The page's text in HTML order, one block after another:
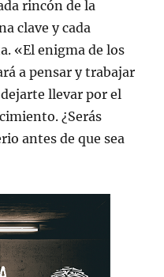
rincón de la
clave y cada
«El enigma de los
a pensar y trabajar
llevar por el
¿Serás
antes de que sea